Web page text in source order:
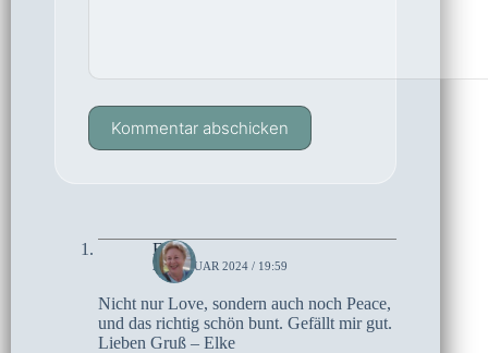
Kommentar abschicken
Elke
26. JANUAR 2024 / 19:59
Nicht nur Love, sondern auch noch Peace,
und das richtig schön bunt. Gefällt mir gut.
Lieben Gruß – Elke